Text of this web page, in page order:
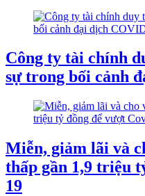
Công ty tài chính
sự trong bối cảnh
Miễn, giảm lãi và
thấp gần 1,9 triệu
19